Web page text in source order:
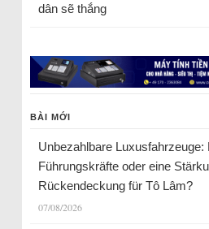
dân sẽ thắng
BÀI MỚI
Unbezahlbare Luxusfahrzeuge:
Führungskräfte oder eine
Rückendeckung für Tô Lâm?
07/08/2026